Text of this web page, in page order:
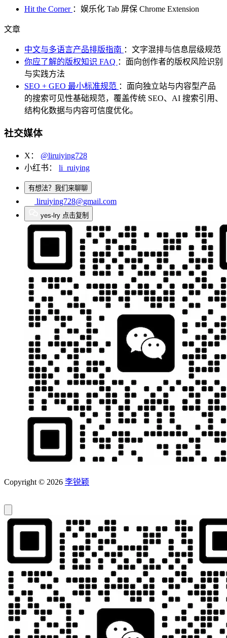
Hit the Corner ：娱乐化 Tab 屏保 Chrome Extension
文章
中文与多语言产品排版指南 ：文字混排与信息层级规范
你应了解的版权知识 FAQ ：面向创作者的版权风险识别
与实践方法
SEO + GEO 最小标准规范 ：面向独立站与内容型产品
的搜索可见性基础规范，覆盖传统 SEO、AI 搜索引用、
结构化数据与内容可信度优化。
社交媒体
X： @liruiying728
小红书： li_ruiying
有想法？我们来聊聊
liruiying728@gmail.com
yes-lry 点击复制
Copyright © 2026 李锐颖